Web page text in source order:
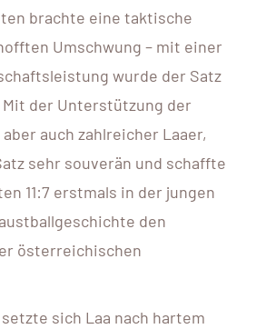
brachte eine taktische
Umschwung – mit einer
wurde der Satz
Mit der Unterstützung der
auch zahlreicher Laaer,
sehr souverän und schaffte
11:7 erstmals in der jungen
den
österreichischen
sich Laa nach hartem